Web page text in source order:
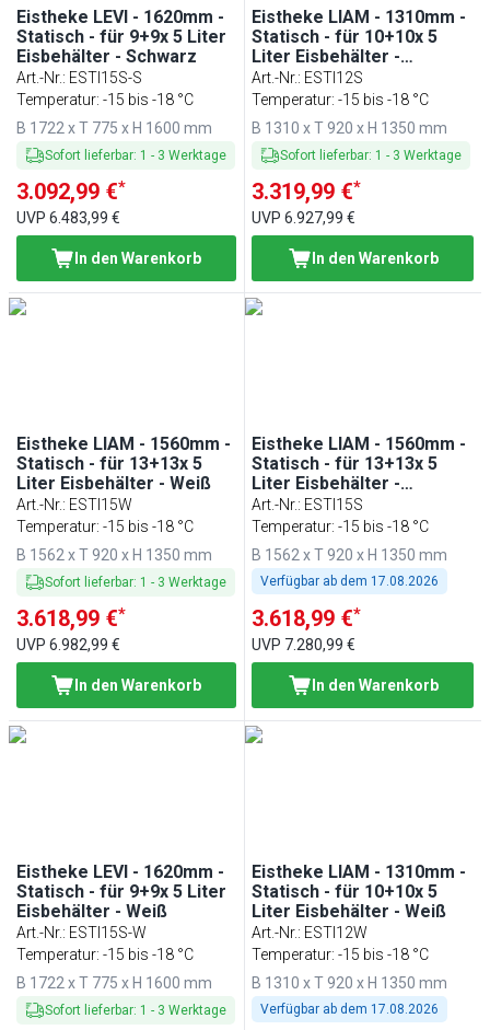
Eistheke LEVI - 1620mm -
Statisch - für 9+9x 5 Liter
Eisbehälter - Schwarz
Art.-Nr.: ESTI15S-S
Temperatur: -15 bis -18 °C
B 1722 x T 775 x H 1600 mm
Sofort lieferbar: 1 - 3 Werktage
3.092,99 €*
UVP 6.483,99 €
In den Warenkorb
Eistheke LIAM - 1310mm -
Statisch - für 10+10x 5
Liter Eisbehälter -
Schwarz
Art.-Nr.: ESTI12S
Temperatur: -15 bis -18 °C
B 1310 x T 920 x H 1350 mm
Sofort lieferbar: 1 - 3 Werktage
3.319,99 €*
UVP6.927,99 €
In den Warenkorb
Eistheke LIAM - 1560mm -
Statisch - für 13+13x 5
Liter Eisbehälter - Weiß
Art.-Nr.: ESTI15W
Temperatur: -15 bis -18 °C
B 1562 x T 920 x H 1350 mm
Sofort lieferbar: 1 - 3 Werktage
3.618,99 €*
UVP 6.982,99 €
In den Warenkorb
Eistheke LIAM - 1560mm -
Statisch - für 13+13x 5
Liter Eisbehälter -
Schwarz
Art.-Nr.: ESTI15S
Temperatur: -15 bis -18 °C
B 1562 x T 920 x H 1350 mm
Verfügbar ab dem 17.08.2026
3.618,99 €*
UVP 7.280,99 €
In den Warenkorb
Eistheke LEVI - 1620mm -
Statisch - für 9+9x 5 Liter
Eisbehälter - Weiß
Art.-Nr.: ESTI15S-W
Temperatur: -15 bis -18 °C
B 1722 x T 775 x H 1600 mm
Sofort lieferbar: 1 - 3 Werktage
Eistheke LIAM - 1310mm -
Statisch - für 10+10x 5
Liter Eisbehälter - Weiß
Art.-Nr.: ESTI12W
Temperatur: -15 bis -18 °C
B 1310 x T 920 x H 1350 mm
Verfügbar ab dem 17.08.2026